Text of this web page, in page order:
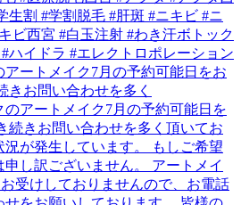
ートメイク7月の予約可能日をお
きお問い合わせを多く